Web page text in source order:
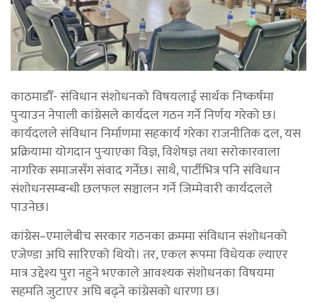
काठमाडौँ- संविधान संशोधनको विषयलाई सार्थक निष्कर्षमा
पुर्‍याउन नेपाली कांग्रेसले कार्यदल गठन गर्ने निर्णय गरेको छ।
कार्यदलले संविधान निर्माणमा सहकार्य गरेका राजनीतिक दल, यस
प्रक्रियामा योगदान पुर्‍याएका विज्ञ, विशेषज्ञ तथा सरोकारवाला
नागरिक समाजसँग संवाद गर्नेछ। साथै, पार्टीभित्र पनि संविधान
संशोधनसम्बन्धी छलफल सञ्चालन गर्ने जिम्मेवारी कार्यदलले
पाउनेछ।
कांग्रेस–एमालेबीच सरकार गठनका क्रममा संविधान संशोधनको
एजेण्डा अघि सारिएको थियो। तर, एकल रूपमा विधेयक ल्याएर
मात्र उद्देश्य पुरा नहुने भएकाले आवश्यक संशोधनका विषयमा
सहमति जुटाएर अघि बढ्ने कांग्रेसको धारणा छ।